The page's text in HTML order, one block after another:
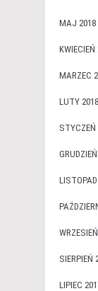
MAJ 2018
KWIECIEŃ
MARZEC
LUTY 2018
STYCZEŃ
SIERPIEŃ
LIPIEC